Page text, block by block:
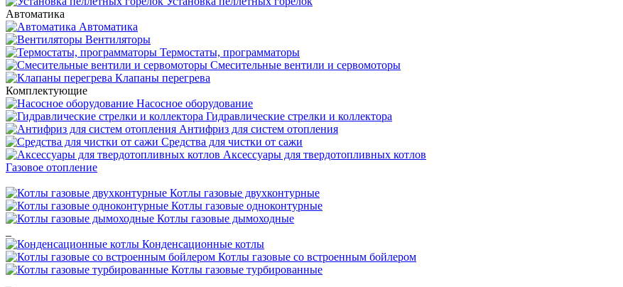
Автоматика
Автоматика
Вентиляторы
Термостаты, программаторы
Смесительные вентили и сервомоторы
Клапаны перегрева
Комплектующие
Насосное оборудование
Гидравлические стрелки и коллектора
Антифриз для систем отопления
Средства для чистки от сажи
Аксессуары для твердотопливных котлов
Газовое отопление
Котлы газовые двухконтурные
Котлы газовые одноконтурные
Котлы газовые дымоходные
Конденсационные котлы
Котлы газовые со встроенным бойлером
Котлы газовые турбированные